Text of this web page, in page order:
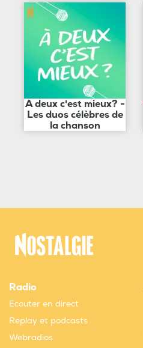
A deux c'est mieux? -
Les duos célèbres de
la chanson
Radio
Ecouter en direct
Replay et podcasts
Webradios